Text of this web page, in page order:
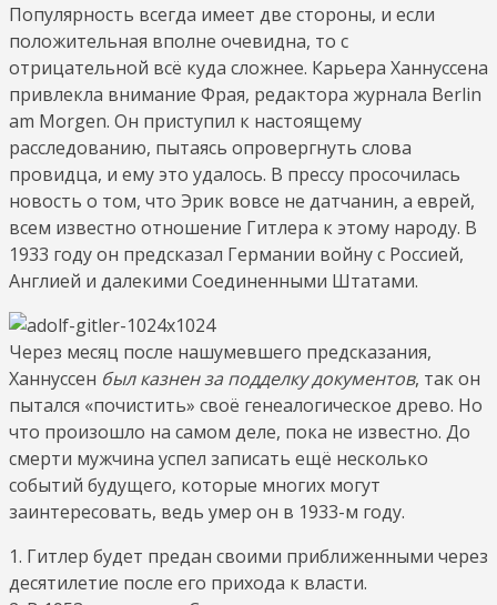
Популярность всегда имеет две стороны, и если
положительная вполне очевидна, то с
отрицательной всё куда сложнее. Карьера Ханнуссена
привлекла внимание Фрая, редактора журнала Berlin
am Morgen. Он приступил к настоящему
расследованию, пытаясь опровергнуть слова
провидца, и ему это удалось. В прессу просочилась
новость о том, что Эрик вовсе не датчанин, а еврей,
всем известно отношение Гитлера к этому народу. В
1933 году он предсказал Германии войну с Россией,
Англией и далекими Соединенными Штатами.
Через месяц после нашумевшего предсказания,
Ханнуссен был казнен за подделку документов, так он
пытался «почистить» своё генеалогическое древо. Но
что произошло на самом деле, пока не известно. До
смерти мужчина успел записать ещё несколько
событий будущего, которые многих могут
заинтересовать, ведь умер он в 1933-м году.
1. Гитлер будет предан своими приближенными через
десятилетие после его прихода к власти.